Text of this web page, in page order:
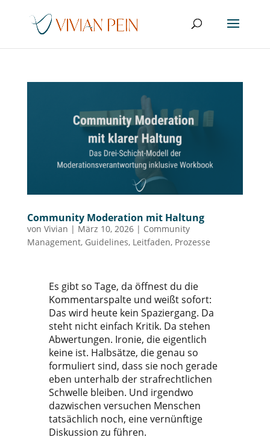
Community Moderation mit Haltung
von Vivian | März 10, 2026| Community
Management, Guidelines, Leitfaden, Prozesse
Es gibt so Tage, da öffnest du die
Kommentarspalte und weißt sofort:
Das wird heute kein Spaziergang. Da
steht nicht einfach Kritik. Da stehen
Abwertungen. Ironie, die eigentlich
keine ist. Halbsätze, die genau so
formuliert sind, dass sie noch gerade
eben unterhalb der strafrechtlichen
Schwelle bleiben. Und irgendwo
dazwischen versuchen Menschen
tatsächlich noch, eine vernünftige
Diskussion zu führen.